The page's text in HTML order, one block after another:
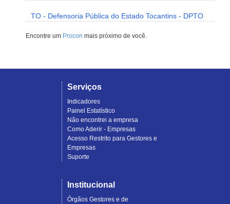
TO - Defensoria Pública do Estado Tocantins - DPTO
Encontre um Procon mais próximo de você.
Serviços
Indicadores
Painel Estatístico
Não encontrei a empresa
Como Aderir - Empresas
Acesso Restrito para Gestores e
Empresas
Suporte
Institucional
Órgãos Gestores e de